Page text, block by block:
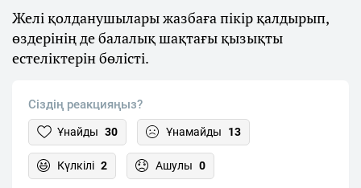
Желі қолданушылары жазбаға пікір қалдырып,
өздерінің де балалық шақтағы қызықты
естеліктерін бөлісті.
Сіздің реакцияңыз?
Ұнайды 30 Ұнамайды 13
Күлкілі 2 Ашулы 0